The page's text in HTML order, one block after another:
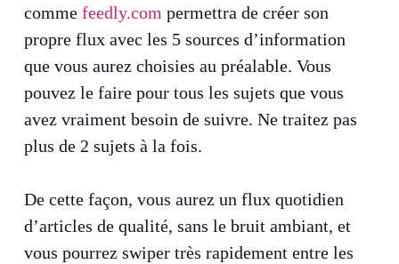
comme feedly.com permettra de créer son
propre flux avec les 5 sources d’information
que vous aurez choisies au préalable. Vous
pouvez le faire pour tous les sujets que vous
avez vraiment besoin de suivre. Ne traitez pas
plus de 2 sujets à la fois.
De cette façon, vous aurez un flux quotidien
d’articles de qualité, sans le bruit ambiant, et
vous pourrez swiper très rapidement entre les